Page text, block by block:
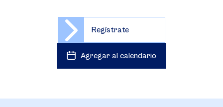
Regístrate
Agregar al calendario